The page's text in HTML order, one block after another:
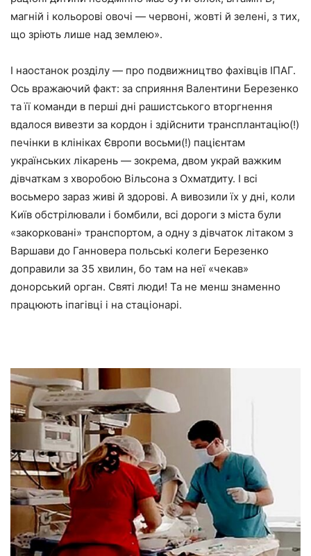
магній і кольорові овочі — червоні, жовті й зелені, з тих,
що зріють лише над землею».
І наостанок розділу — про подвижництво фахівців ІПАГ.
Ось вражаючий факт: за сприяння Валентини Березенко
та її команди в перші дні рашистського вторгнення
вдалося вивезти за кордон і здійснити трансплантацію(!)
печінки в клініках Європи восьми(!) пацієнтам
українських лікарень — зокрема, двом украй важким
дівчаткам з хворобою Вільсона з Охматдиту. І всі
восьмеро зараз живі й здорові. А вивозили їх у дні, коли
Київ обстрілювали і бомбили, всі дороги з міста були
«закорковані» транспортом, а одну з дівчаток літаком з
Варшави до Ганновера польські колеги Березенко
доправили за 35 хвилин, бо там на неї «чекав»
донорський орган. Святі люди! Та не менш знаменно
працюють іпагівці і на стаціонарі.